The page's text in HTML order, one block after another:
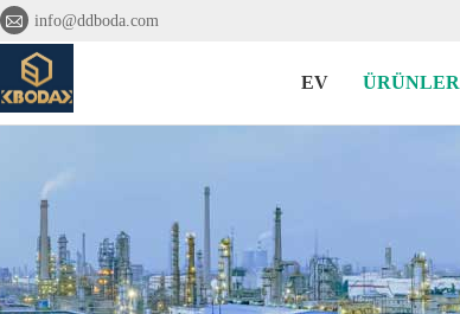
 info@ddboda.com
EV ÜRÜNLER